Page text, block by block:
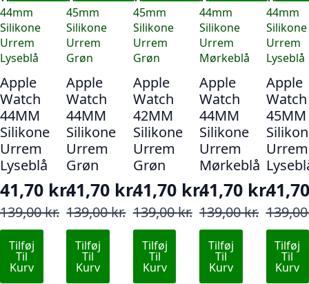
Apple
Watch
44MM
Silikone
Urrem
Lyseblå
139,00kr.
Den
oprindelige
pris
var:
41,70 kr.
Den
aktuelle
pris
er:
Tilføj
Til
Kurv
Apple
Watch
44MM
Silikone
Urrem
Grøn
139,00kr.
Den
oprindelige
pris
var:
41,70 kr.
Den
aktuelle
pris
er:
Tilføj
Til
Kurv
Apple
Watch
42MM
Silikone
Urrem
Grøn
139,00kr.
Den
oprindelige
pris
var:
41,70 kr.
Den
aktuelle
pris
er:
Tilføj
Til
Kurv
Apple
Watch
44MM
Silikone
Urrem
Mørkeblå
139,00kr.
Den
oprindelige
pris
var:
41,70 kr.
Den
aktuelle
pris
er:
Tilføj
Til
Kurv
Apple
Watch
45MM
Urrem
Den
pris
var:
Den
pris
er:
Tilføj
Til
Kurv